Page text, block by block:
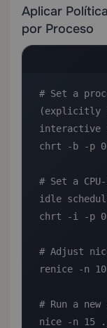
Aplicar
por Proceso
# Set a
(explicitly
interactive
chrt -b -p 0
# Set a
idle
chrt -i -p 0
# Adjust
renice -n
# Run a
nice -n 15 ./